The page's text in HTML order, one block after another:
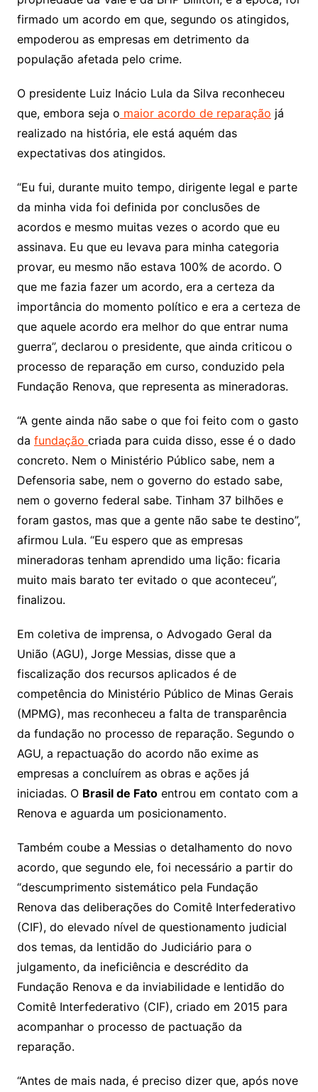
firmado um acordo em que, segundo os atingidos,
empoderou as empresas em detrimento da
população afetada pelo crime.
O presidente Luiz Inácio Lula da Silva reconheceu
que, embora seja o maior acordo de reparação já
realizado na história, ele está aquém das
expectativas dos atingidos.
“Eu fui, durante muito tempo, dirigente legal e parte
da minha vida foi definida por conclusões de
acordos e mesmo muitas vezes o acordo que eu
assinava. Eu que eu levava para minha categoria
provar, eu mesmo não estava 100% de acordo. O
que me fazia fazer um acordo, era a certeza da
importância do momento político e era a certeza de
que aquele acordo era melhor do que entrar numa
guerra”, declarou o presidente, que ainda criticou o
processo de reparação em curso, conduzido pela
Fundação Renova, que representa as mineradoras.
“A gente ainda não sabe o que foi feito com o gasto
da fundação criada para cuida disso, esse é o dado
concreto. Nem o Ministério Público sabe, nem a
Defensoria sabe, nem o governo do estado sabe,
nem o governo federal sabe. Tinham 37 bilhões e
foram gastos, mas que a gente não sabe te destino”,
afirmou Lula. “Eu espero que as empresas
mineradoras tenham aprendido uma lição: ficaria
muito mais barato ter evitado o que aconteceu”,
finalizou.
Em coletiva de imprensa, o Advogado Geral da
União (AGU), Jorge Messias, disse que a
fiscalização dos recursos aplicados é de
competência do Ministério Público de Minas Gerais
(MPMG), mas reconheceu a falta de transparência
da fundação no processo de reparação. Segundo o
AGU, a repactuação do acordo não exime as
empresas a concluírem as obras e ações já
iniciadas. O Brasil de Fatoentrou em contato com a
Renova e aguarda um posicionamento.
Também coube a Messias o detalhamento do novo
acordo, que segundo ele, foi necessário a partir do
“descumprimento sistemático pela Fundação
Renova das deliberações do Comitê Interfederativo
(CIF), do elevado nível de questionamento judicial
dos temas, da lentidão do Judiciário para o
julgamento, da ineficiência e descrédito da
Fundação Renova e da inviabilidade e lentidão do
Comitê Interfederativo (CIF), criado em 2015 para
acompanhar o processo de pactuação da
reparação.
“Antes de mais nada, é preciso dizer que, após nove